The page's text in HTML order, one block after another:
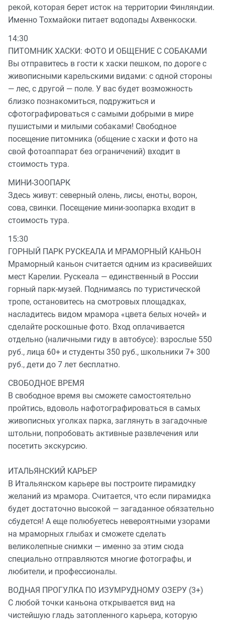
рекой, которая берет исток на территории Финляндии.
Именно Тохмайоки питает водопады Ахвенкоски.
14:30
ПИТОМНИК ХАСКИ: ФОТО И ОБЩЕНИЕ С СОБАКАМИ
Вы отправитесь в гости к хаски пешком, по дороге с
живописными карельскими видами: с одной стороны
— лес, с другой — поле. У вас будет возможность
близко познакомиться, подружиться и
сфотографироваться с самыми добрыми в мире
пушистыми и милыми собаками! Свободное
посещение питомника (общение с хаски и фото на
свой фотоаппарат без ограничений) входит в
стоимость тура.
МИНИ-ЗООПАРК
Здесь живут: северный олень, лисы, еноты, ворон,
сова, свинки. Посещение мини-зоопарка входит в
стоимость тура.
15:30
ГОРНЫЙ ПАРК РУСКЕАЛА И МРАМОРНЫЙ КАНЬОН
Мраморный каньон считается одним из красивейших
мест Карелии. Рускеала — единственный в России
горный парк-музей. Поднимаясь по туристической
тропе, остановитесь на смотровых площадках,
насладитесь видом мрамора «цвета белых ночей» и
сделайте роскошные фото. Вход оплачивается
отдельно (наличными гиду в автобусе): взрослые 550
руб., лица 60+ и студенты 350 руб., школьники 7+ 300
руб., дети до 7 лет бесплатно.
СВОБОДНОЕ ВРЕМЯ
В свободное время вы сможете самостоятельно
пройтись, вдоволь нафотографироваться в самых
живописных уголках парка, заглянуть в загадочные
штольни, попробовать активные развлечения или
посетить экскурсию.
ИТАЛЬЯНСКИЙ КАРЬЕР
В Итальянском карьере вы построите пирамидку
желаний из мрамора. Считается, что если пирамидка
будет достаточно высокой — загаданное обязательно
сбудется! А еще полюбуетесь невероятными узорами
на мраморных глыбах и сможете сделать
великолепные снимки — именно за этим сюда
специально отправляются многие фотографы, и
любители, и профессионалы.
ВОДНАЯ ПРОГУЛКА ПО ИЗУМРУДНОМУ ОЗЕРУ (3+)
С любой точки каньона открывается вид на
чистейшую гладь затопленного карьера, которую